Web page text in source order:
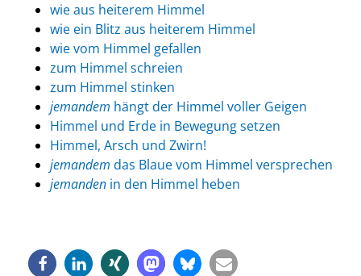
wie aus heiterem Himmel
wie ein Blitz aus heiterem Himmel
wie vom Himmel gefallen
zum Himmel schreien
zum Himmel stinken
jemandem hängt der Himmel voller Geigen
Himmel und Erde in Bewegung setzen
Himmel, Arsch und Zwirn!
jemandem das Blaue vom Himmel versprechen
jemanden in den Himmel heben